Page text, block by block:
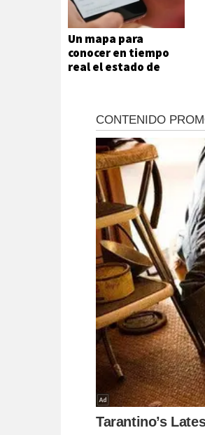
Un mapa para
conocer en tiempo
real el estado de